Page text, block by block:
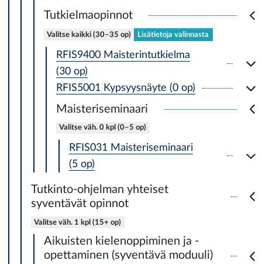
Tutkielmaopinnot
Valitse kaikki (30–35 op) Lisätietoja valinnasta
RFIS9400 Maisterintutkielma
(30 op)
RFIS5001 Kypsyysnäyte (0 op)
Maisteriseminaari
Valitse väh. 0 kpl (0–5 op)
RFIS031 Maisteriseminaari
(5 op)
Tutkinto-ohjelman yhteiset
syventävät opinnot
Valitse väh. 1 kpl (15+ op)
Aikuisten kielenoppiminen ja -
opettaminen (syventävä moduuli)